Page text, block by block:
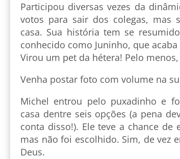
Participou diversas vezes da
votos para sair dos colegas, mas
casa. Sua história tem se
conhecido como Juninho, que
Virou um pet da hétera! Pelo
Venha postar foto com volume na
Michel entrou pelo puxadinho e
casa dentre seis opções (a pena
conta disso!). Ele teve a chance
mas não foi escolhido. Sim, de vez
Deus.